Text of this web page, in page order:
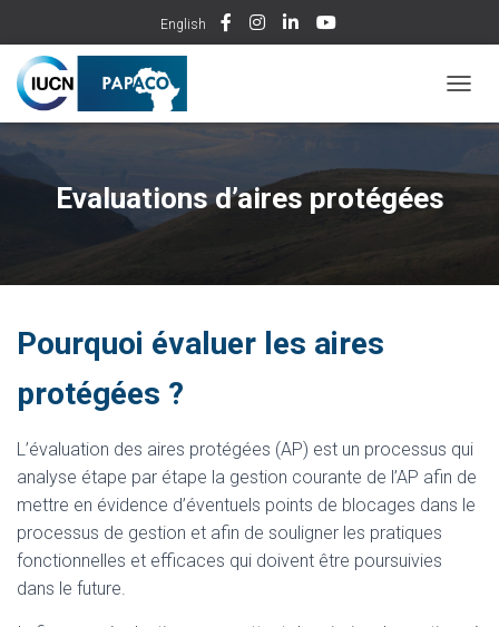
English
Evaluations d’aires protégées
Pourquoi évaluer les aires
protégées ?
L’évaluation des aires protégées (AP) est un processus qui
analyse étape par étape la gestion courante de l’AP afin de
mettre en évidence d’éventuels points de blocages dans le
processus de gestion et afin de souligner les pratiques
fonctionnelles et efficaces qui doivent être poursuivies
dans le future.